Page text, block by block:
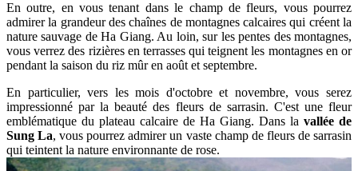
En outre, en vous tenant dans le champ de fleurs, vous pourrez
admirer la grandeur des chaînes de montagnes calcaires qui créent la
nature sauvage de Ha Giang. Au loin, sur les pentes des montagnes,
vous verrez des rizières en terrasses qui teignent les montagnes en or
pendant la saison du riz mûr en août et septembre.
En particulier, vers les mois d'octobre et novembre, vous serez
impressionné par la beauté des fleurs de sarrasin. C'est une fleur
emblématique du plateau calcaire de Ha Giang. Dans la vallée de
Sung La, vous pourrez admirer un vaste champ de fleurs de sarrasin
qui teintent la nature environnante de rose.